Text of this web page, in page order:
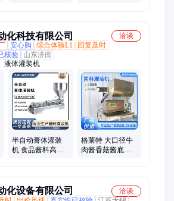
化科技有限公司
洽谈
安心购 综合体验L1
回复及时
核验
山东济南
液体灌装机
半自动膏体灌装
机 食品酱料高粘
格莱特 大口径牛
肉酱香菇酱底料
化设备有限公司
洽谈